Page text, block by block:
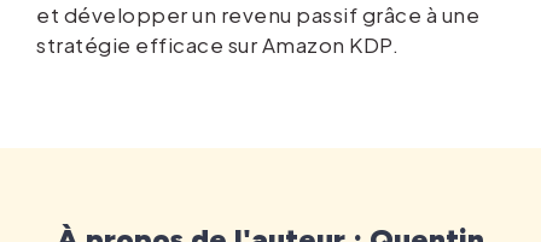
et développer un revenu passif grâce à une
stratégie efficace sur Amazon KDP.